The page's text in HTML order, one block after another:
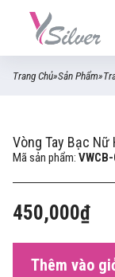
Trang Chủ»Sản Phẩm»
Vòng Tay Bạc
Mã sản phẩm: VWCB-
450,000₫
Thêm vào